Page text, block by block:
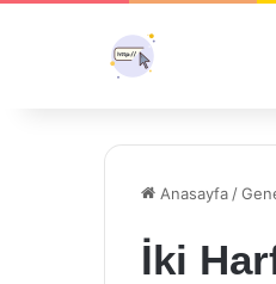
Anasayfa /
İki